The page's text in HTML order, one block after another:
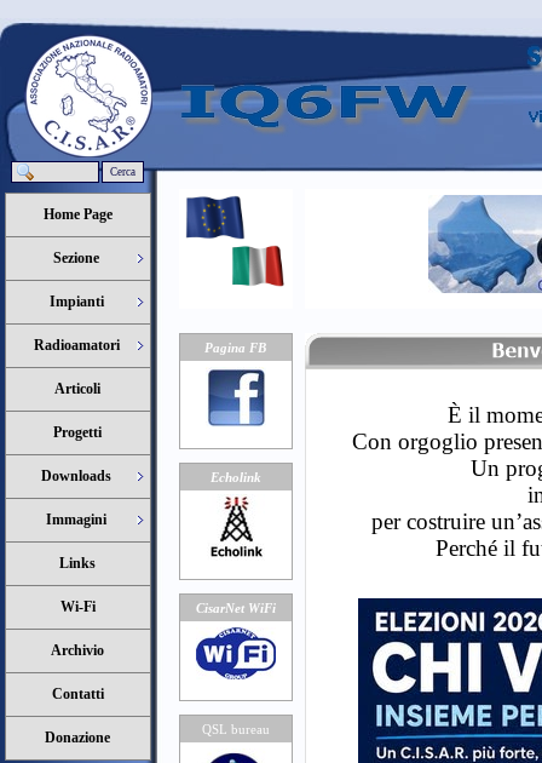
Cerca
Home Page
Sezione
Impianti
Radioamatori
Articoli
Progetti
Downloads
Immagini
Links
Wi-Fi
Archivio
Contatti
Donazione
Pagina FB
È il
Con orgoglio
Un
per costruire
Perché il
Echolink
CisarNet WiFi
QSL bureau